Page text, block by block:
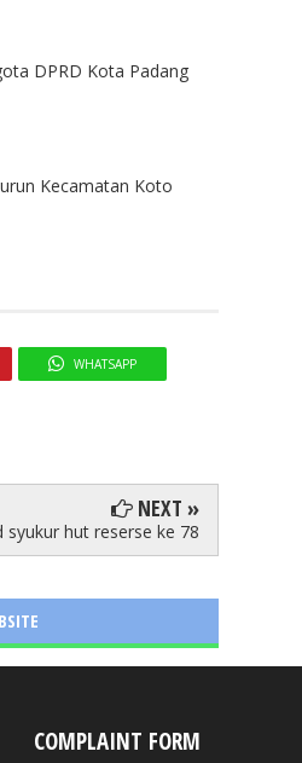
DPRD Kota Padang
Kecamatan Koto
WHATSAPP
NEXT »
syukur hut reserse ke 78
COMPLAINT FORM